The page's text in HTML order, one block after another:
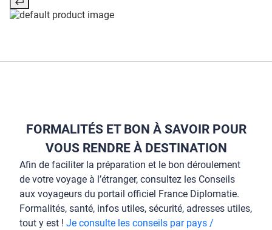
FORMALITÉS ET BON À SAVOIR POUR
VOUS RENDRE À DESTINATION
Afin de faciliter la préparation et le bon déroulement
de votre voyage à l’étranger, consultez les Conseils
aux voyageurs du portail officiel France Diplomatie.
Formalités, santé, infos utiles, sécurité, adresses utiles,
tout y est ! Je consulte les conseils par pays /